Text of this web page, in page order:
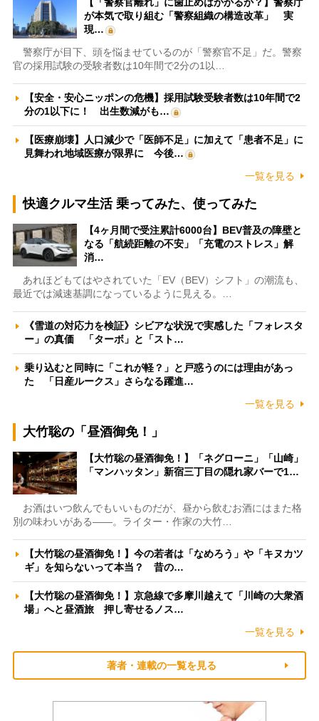
が本気で取り組む「警察組織の構造改革」 実
現…
警察庁が目下、頭を悩ませているのが「警察官不足」だ。警察
官の採用試験の受験者数は10年間で2分の1以…
【安全・安心ニッポンの危機】採用試験受験者数は10年間で2
分の1以下に！ 出生数減がも…
【医療崩壊】人口減少で「医師不足」に加えて「患者不足」に
見舞われ地域医療が限界に 今後…
一覧を見る
快適クルマ生活 乗ってみた、使ってみた
【4ヶ月間で受注累計6000台】BEV普及の障壁と
なる「航続距離の不安」「充電のストレス」解
消…
あれほどもてはやされていた「EV（BEV）シフト」の潮流も、
最近では減速基調になっているように見える。…
《雪道の対応力を検証》シビアな状況で実感した「フォレスタ
ー」の真価 「ターボ」と「スト…
乗り込むと同時に「これが軽？」と戸惑うのには理由があっ
た 「日産ルークス」さらなる躍進…
一覧を見る
大竹聡の「昼酒御免！」
【大竹聡の昼酒御免！】「ネグローニ」「山崎」
「マンハッタン」新宿三丁目の隠れ家バーで1…
お酒はいつ飲んでもいいものだが、昼から飲むお酒にはまた格
別の味わいがある――。ライター・作家の大竹…
【大竹聡の昼酒御免！】今の若者は「なめろう」や「キヌカツ
ギ」を知らないって本当？ 昔の…
【大竹聡の昼酒御免！】京急線で多摩川越えて「川崎の大衆酒
場」へと昼酒旅 押し寄せるノス…
一覧を見る
著者・連載の一覧を見る